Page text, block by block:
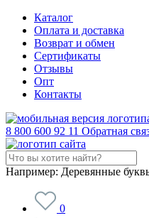
Каталог
Оплата и доставка
Возврат и обмен
Сертификаты
Отзывы
Опт
Контакты
8 800 600 92 11 Обратная
Например: Деревянные
0